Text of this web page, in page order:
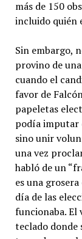
más de 150
incluido quién
Sin embargo,
provino de
cuando el
favor de
papeletas
podía imputar
sino unir
una vez
habló de un
es una
día de las
funcionaba.
teclado donde